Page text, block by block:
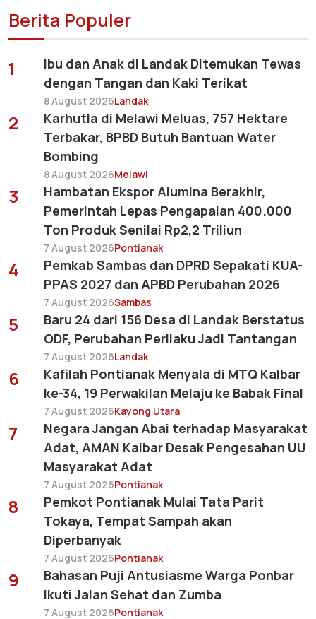
Berita Populer
1
Ibu dan Anak di Landak Ditemukan Tewas
dengan Tangan dan Kaki Terikat
8 August 2026Landak
2
Karhutla di Melawi Meluas, 757 Hektare
Terbakar, BPBD Butuh Bantuan Water
Bombing
8 August 2026Melawi
3
Hambatan Ekspor Alumina Berakhir,
Pemerintah Lepas Pengapalan 400.000
Ton Produk Senilai Rp2,2 Triliun
7 August 2026Pontianak
4
Pemkab Sambas dan DPRD Sepakati KUA-
PPAS 2027 dan APBD Perubahan 2026
7 August 2026Sambas
5
Baru 24 dari 156 Desa di Landak Berstatus
ODF, Perubahan Perilaku Jadi Tantangan
7 August 2026Landak
6
Kafilah Pontianak Menyala di MTQ Kalbar
ke-34, 19 Perwakilan Melaju ke Babak Final
7 August 2026Kayong Utara
7
Negara Jangan Abai terhadap Masyarakat
Adat, AMAN Kalbar Desak Pengesahan UU
Masyarakat Adat
7 August 2026Pontianak
8
Pemkot Pontianak Mulai Tata Parit
Tokaya, Tempat Sampah akan
Diperbanyak
7 August 2026Pontianak
9
Bahasan Puji Antusiasme Warga Ponbar
Ikuti Jalan Sehat dan Zumba
7 August 2026Pontianak